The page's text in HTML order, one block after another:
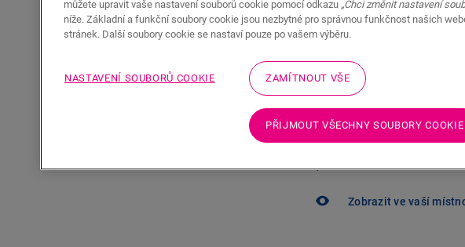
Quick-Step prodejce je
Nejste si jistí, zda
Zobrazit ve vaší
můžete upravit vaše nastavení souborů cookie pomocí odkazu „Chci změnit nastavení
níže. Základní a funkční soubory cookie jsou nezbytné pro správnou funkčnost našich
stránek. Další soubory cookie se nastaví pouze po vašem výběru.
NASTAVENÍ SOUBORŮ COOKIE ZAMÍTNOUT VŠE
PŘIJMOUT VŠECHNY SOUBORY COOKIE